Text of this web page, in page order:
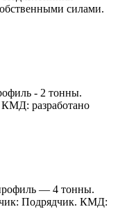
силами.
- 2 тонны.
разработано
— 4 тонны.
Подрядчик. КМД: